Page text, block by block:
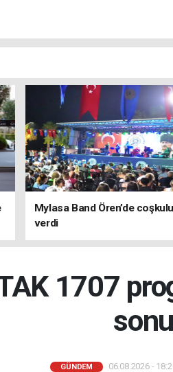
Mylasa Band Ören’de
verdi
1707
GÜNDEM 06.08.2026 -